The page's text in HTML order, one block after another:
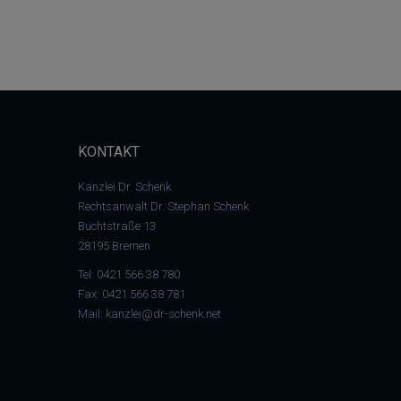
KONTAKT
Kanzlei Dr. Schenk
Rechtsanwalt Dr. Stephan Schenk
Buchtstraße 13
28195 Bremen
Tel: 0421 566 38 780
Fax: 0421 566 38 781
Mail: kanzlei@dr-schenk.net